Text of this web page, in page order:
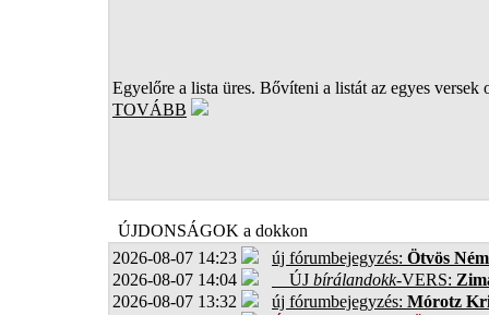
Egyelőre a lista üres. Bővíteni a listát az egyes versek
TOVÁBB
ÚJDONSÁGOK a dokkon
2026-08-07 14:23
új fórumbejegyzés: Ötvös
2026-08-07 14:04
ÚJ bírálandokk-VERS:
2026-08-07 13:32
új fórumbejegyzés: Mórotz